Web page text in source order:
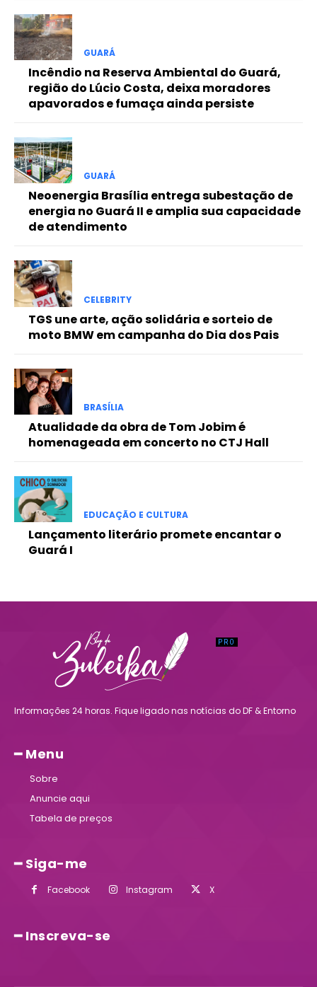
Free
Included for free:
Praesent euismod ac
Ut mollis pellentesque tortor
Nullam eu erat condimentum
Donec quis est ac felis
Orci varius natoque dolor
Pro
Full member access:
Etiam est nibh, lobortis sit
Ut mollis pellentesque tortor
Nullam eu erat condimentum
Donec quis est ac felis
Orci varius natoque dolor
GUARÁ
Incêndio na Reserva Ambiental do Guará,
região do Lúcio Costa, deixa moradores
apavorados e fumaça ainda persiste
GUARÁ
Neoenergia Brasília entrega subestação de
energia no Guará II e amplia sua capacidade
de atendimento
CELEBRITY
TGS une arte, ação solidária e sorteio de
moto BMW em campanha do Dia dos Pais
BRASÍLIA
Atualidade da obra de Tom Jobim é
homenageada em concerto no CTJ Hall
EDUCAÇÃO E CULTURA
Lançamento literário promete encantar o
Guará I
Informações 24 horas. Fique ligado nas notícias do DF & Entorno
━ Menu
Sobre
Anuncie aqui
Tabela de preços
━ Siga-me
Facebook Instagram X
━ Inscreva-se